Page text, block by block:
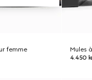
femme
Mules
4.450